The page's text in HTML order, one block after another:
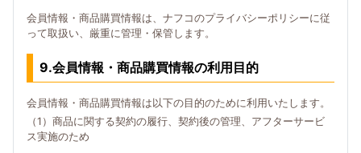
会員情報・商品購買情報は、ナフコのプライバシーポリシーに従
って取扱い、厳重に管理・保管します。
9.会員情報・商品購買情報の利用目的
会員情報・商品購買情報は以下の目的のために利用いたします。
（1）商品に関する契約の履行、契約後の管理、アフターサービ
ス実施のため